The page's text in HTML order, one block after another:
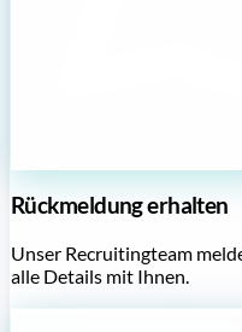
Rückmeldung erhalten
Unser Recruitingteam
alle Details mit Ihnen.